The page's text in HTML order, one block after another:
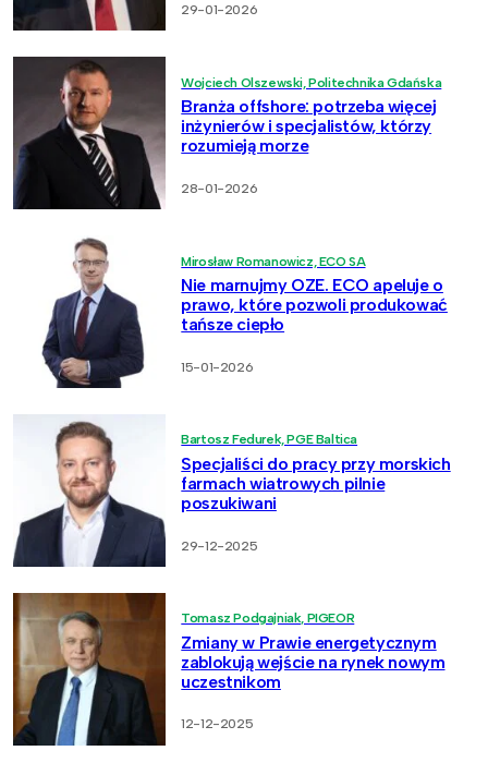
29-01-2026
Wojciech Olszewski, Politechnika Gdańska
Branża offshore: potrzeba więcej
inżynierów i specjalistów, którzy
rozumieją morze
28-01-2026
Mirosław Romanowicz, ECO SA
Nie marnujmy OZE. ECO apeluje o
prawo, które pozwoli produkować
tańsze ciepło
15-01-2026
Bartosz Fedurek, PGE Baltica
Specjaliści do pracy przy morskich
farmach wiatrowych pilnie
poszukiwani
29-12-2025
Tomasz Podgajniak, PIGEOR
Zmiany w Prawie energetycznym
zablokują wejście na rynek nowym
uczestnikom
12-12-2025